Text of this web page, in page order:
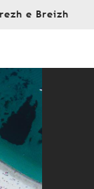
e Breizh